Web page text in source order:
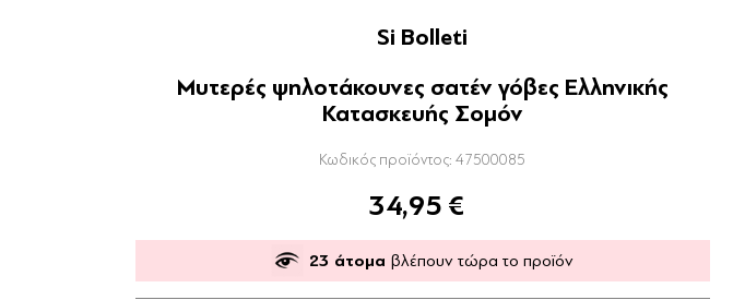
Si Bolleti
Μυτερές ψηλοτάκουνες σατέν γόβες Ελληνικής
Κατασκευής Σομόν
Κωδικός προϊόντος: 47500085
34,95 €
23 άτομα βλέπουν τώρα το προϊόν